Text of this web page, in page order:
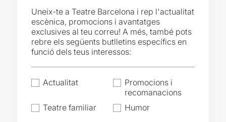
Uneix-te a Teatre Barcelona i rep l'actualitat
escènica, promocions i avantatges
exclusives al teu correu! A més, també pots
rebre els següents butlletins específics en
funció dels teus interessos:
Actualitat
Promocions i
recomanacions
Teatre familiar
Humor